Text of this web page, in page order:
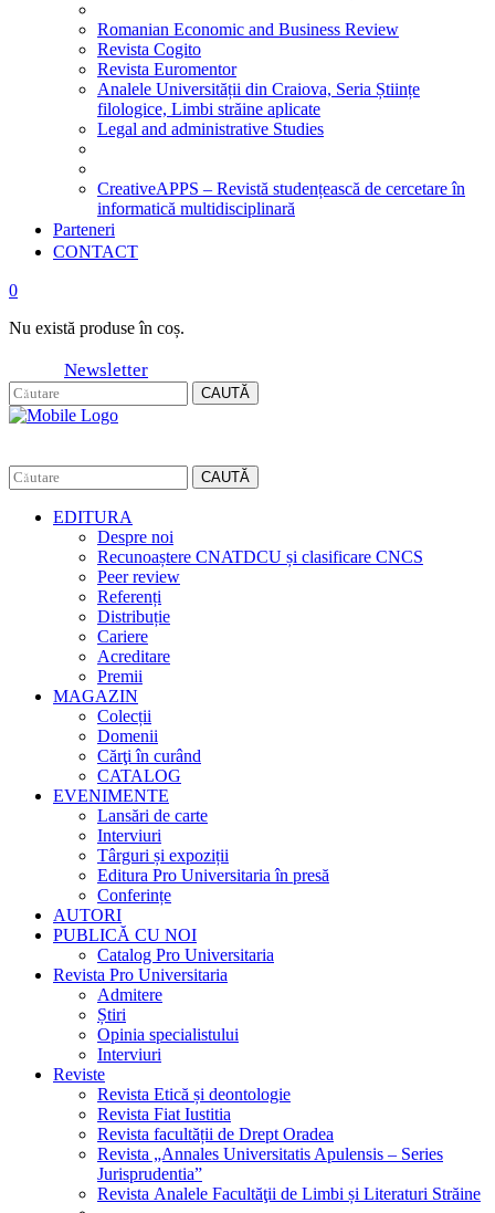
Romanian Economic and Business Review
Revista Cogito
Revista Euromentor
Analele Universității din Craiova, Seria Științe
filologice, Limbi străine aplicate
Legal and administrative Studies
CreativeAPPS – Revistă studențească de cercetare în
informatică multidisciplinară
Parteneri
CONTACT
0
Nu există produse în coș.
Newsletter
CAUTĂ
CAUTĂ
EDITURA
Despre noi
Recunoaștere CNATDCU și clasificare CNCS
Peer review
Referenți
Distribuție
Cariere
Acreditare
Premii
MAGAZIN
Colecții
Domenii
Cărţi în curând
CATALOG
EVENIMENTE
Lansări de carte
Interviuri
Târguri și expoziții
Editura Pro Universitaria în presă
Conferințe
AUTORI
PUBLICĂ CU NOI
Catalog Pro Universitaria
Revista Pro Universitaria
Admitere
Știri
Opinia specialistului
Interviuri
Reviste
Revista Etică și deontologie
Revista Fiat Iustitia
Revista facultății de Drept Oradea
Revista „Annales Universitatis Apulensis – Series
Jurisprudentia”
Revista Analele Facultăţii de Limbi și Literaturi Străine